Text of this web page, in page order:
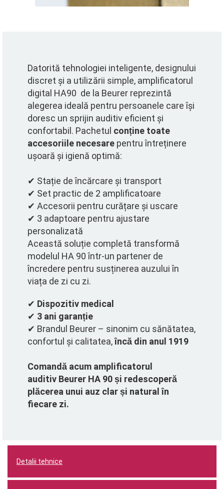
Datorită tehnologiei inteligente, designului
discret și a utilizării simple, amplificatorul
digital HA90 de la Beurer reprezintă
alegerea ideală pentru persoanele care își
doresc un sprijin auditiv eficient și
confortabil. Pachetul conține toate
accesoriile necesare pentru întreținere
ușoară și igienă optimă:
✔ Stație de încărcare și transport
✔ Set practic de 2 amplificatoare
✔ Accesorii pentru curățare și uscare
✔ 3 adaptoare pentru ajustare
personalizată
Această soluție completă transformă
modelul HA 90 într-un partener de
încredere pentru susținerea auzului în
viața de zi cu zi.
✔ Dispozitiv medical
✔ 3 ani garanție
✔ Brandul Beurer – sinonim cu sănătatea,
confortul și calitatea,încă din anul 1919
Comandă acum amplificatorul
auditiv Beurer HA 90 și redescoperă
plăcerea unui auz clar și natural în
fiecare zi.
Detalii tehnice